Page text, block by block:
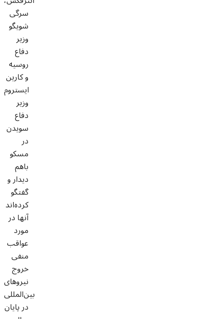
سرگی
شویگو
وزیر
دفاع
روسیه
و کارین
ایستروم
وزیر
دفاع
سویدن
در
مسکو
باهم
دیدار و
گفتگو
کرده‌اند
آنها در
مورد
عواقب
منفی
خروج
نیروهای
بین‌المللی
در پایان